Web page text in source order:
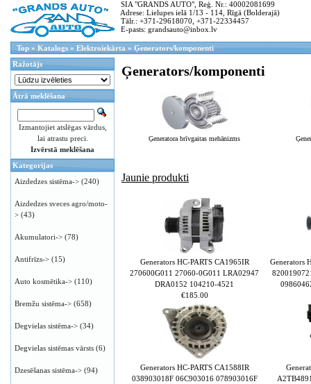
SIA "GRANDS AUTO", Reģ. Nr.: 40002081699
Adrese: Lielupes ielā 1/13 - 114, Rīgā (Bolderajā)
Tālr.: +371-29618070, +371-22334457
E-pasts: grandsauto@inbox.lv
Top » Katalogs » Elektroiekārta » Ģenerators/komponenti
Ģenerators/komponenti
Ģeneratora brīvgaitas mehānizms
Jaunie produkti
Generators HC-PARTS CA1965IR
270600G011 27060-0G011 LRA02947
DRA0152 104210-4521
€185.00
Generators
Generators HC-PARTS CA1588IR
038903018F 06C903016 078903016F
Ražotājs
Ātrā meklēšana
Izmantojiet atslēgas vārdus,
lai atrastu preci.
Izvērstā meklēšana
Kategorijas
Aizdedzes sistēma-> (240)
Aizdedzes sveces agro/moto-
> (43)
Akumulatori-> (78)
Antifrīzs-> (15)
Auto kosmētika-> (110)
Bremžu sistēma-> (658)
Degvielas sistēma-> (34)
Degvielas sistēmas vārsts (6)
Dzesēšanas sistēma-> (94)